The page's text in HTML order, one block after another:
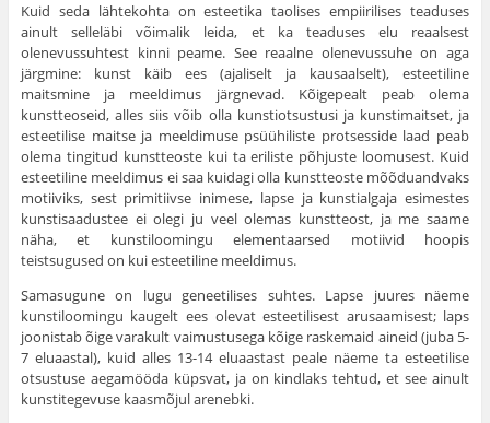
Kuid seda lähtekohta on esteetika taolises empiirilises teaduses
ainult selleläbi võimalik leida, et ka teaduses elu reaalsest
olenevussuhtest kinni peame. See reaalne olene­vussuhe on aga
järgmine: kunst käib ees (ajaliselt ja kau­saalselt), esteetiline
maitsmine ja meeldimus järgnevad. Kõigepealt peab olema
kunstteoseid, alles siis võib olla kunstiotsustusi ja kunstimaitset, ja
esteetilise maitse ja meeldimuse psüühiliste protsesside laad peab
olema tin­gitud kunstteoste kui ta eriliste põhjuste loomusest. Kuid
esteetiline meeldimus ei saa kuidagi olla kunstteoste mõõ­duandvaks
motiiviks, sest primitiivse inimese, lapse ja kunstialgaja esimestes
kunstisaadustee ei olegi ju veel olemas kunstteost, ja me saame
näha, et kunstiloomingu elementaarsed motiivid hoopis
teistsugused on kui esteetiline meeldimus.
Samasugune on lugu geneetilises suhtes. Lapse juures näeme
kunstiloomingu kaugelt ees olevat esteetilisest aru­saamisest; laps
joonistab õige varakult vaimustusega kõige raskemaid aineid (juba 5-
7 eluaastal), kuid alles 13-14 eluaastast peale näeme ta esteetilise
otsustuse aegamööda küpsvat, ja on kindlaks tehtud, et see ainult
kunstitegevuse kaasmõjul arenebki.